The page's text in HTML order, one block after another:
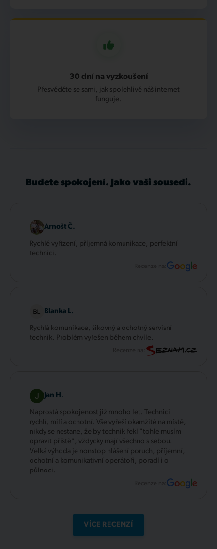
30 dní na vyzkoušení
Přesvědčte se sami, jak spolehlivě náš internet
funguje.
Budete spokojení. Jako vaši sousedi.
Arnošt Č.
Rychlé vyřízení, příjemná komunikace, perfektní
technici.
Recenze na:
Blanka L.
Rychlá komunikace, šikovný a ochotný servisní
technik. Problém vyřešen během chvíle.
Jan H.
Naprostá spokojenost již mnoho let. Technici
rychlí, milí a ochotní. Vše vyřeší okamžitě na místě,
nikdy se nestane, že by technik řekl "tohle musím
opravit příště", vždycky mají všechno s sebou.
Velká výhoda je nonstop hlášení poruch, příjemní,
ochotní a komunikativní operátoři, poradí i o
půlnoci.
Recenze na:
VÍCE RECENZÍ